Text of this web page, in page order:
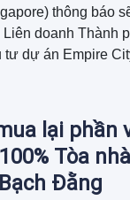
thông báo
Liên doanh Thành
tư dự án Empire
tổng giá trị giao
lại phần
Tòa
Đằng